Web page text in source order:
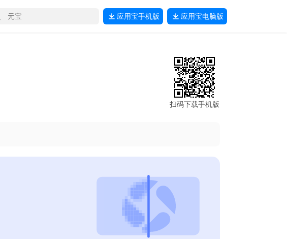
应用宝手机版 应用宝电脑版
扫码下载手机版